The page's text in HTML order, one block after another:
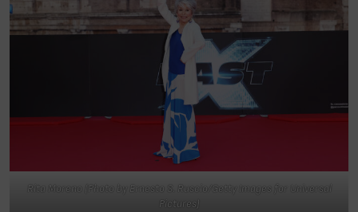
Rita Moreno (Photo by Ernesto S. Ruscio/Getty Images for Universal
Pictures)